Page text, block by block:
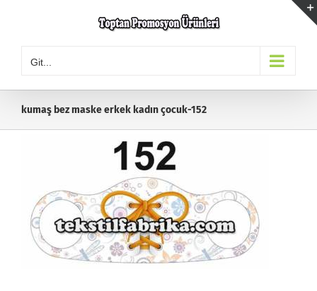
Git...
kumaş bez maske erkek kadın çocuk-152